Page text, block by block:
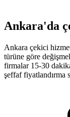
Ankara'da
Ankara çekici
türüne göre
firmalar 15-30
şeffaf fiyatlandırma